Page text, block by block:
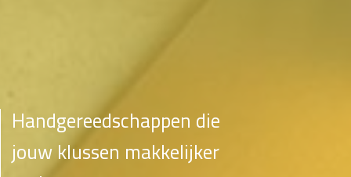
Handgereedschappen die
jouw klussen makkelijker